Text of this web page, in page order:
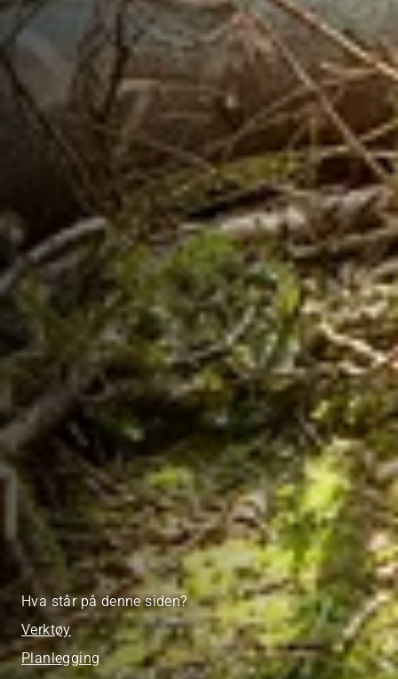
Hva står på denne siden?
Verktøy
Planlegging